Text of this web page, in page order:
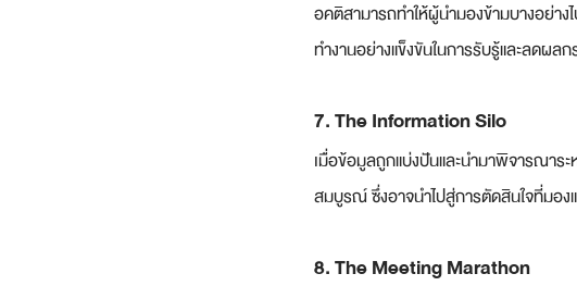
อคติสามารถทำให้ผู้นำมองข้ามบางอย่า
ทำงานอย่างแข็งขันในการรับรู้และลดผล
7. The Information Silo
เมื่อข้อมูลถูกแบ่งปันและนำมาพิจารณาร
สมบูรณ์ ซึ่งอาจนำไปสู่การตัดสินใจที่มอ
8. The Meeting Marathon